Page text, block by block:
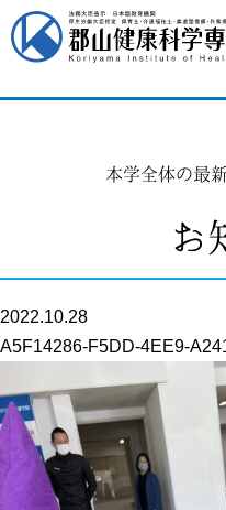
本学全体の最
お
2022.10.28
A5F14286-F5DD-4EE9-